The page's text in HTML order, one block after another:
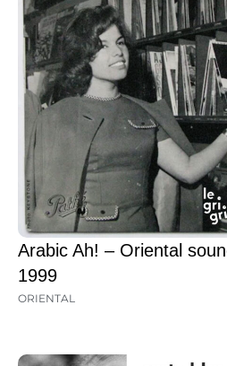
Arabic Ah! – Oriental
1999
ORIENTAL